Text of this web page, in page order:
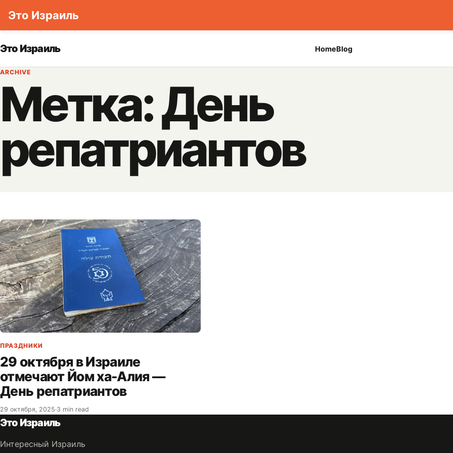
Это Израиль
Это Израиль HomeBlog
ARCHIVE
Метка:День
репатриантов
ПРАЗДНИКИ
29 октября в Израиле
отмечают Йом ха-Алия —
День репатриантов
29 октября, 2025·3 min read
Это Израиль
Интересный Израиль